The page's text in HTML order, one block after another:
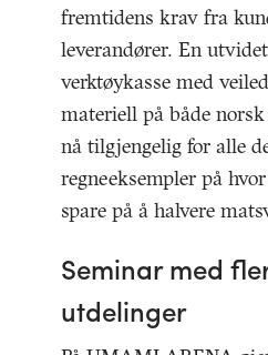
fremtidens krav fra
leverandører. En
verktøykasse med
materiell på både
nå tilgjengelig for alle
regneeksempler på
spare på å halvere
Seminar med
utdelinger